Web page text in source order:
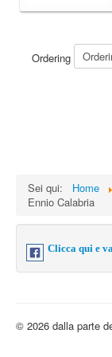
Ordering
Sei qui:
Home
Ennio Calabria
Clicca qui e
© 2026 dalla parte